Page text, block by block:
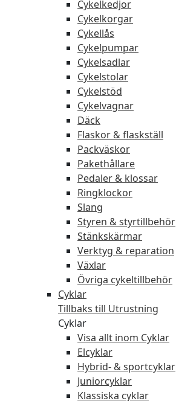
Cykelkedjor
Cykelkorgar
Cykellås
Cykelpumpar
Cykelsadlar
Cykelstolar
Cykelstöd
Cykelvagnar
Däck
Flaskor & flaskställ
Packväskor
Pakethållare
Pedaler & klossar
Ringklockor
Slang
Styren & styrtillbehör
Stänkskärmar
Verktyg & reparation
Växlar
Övriga cykeltillbehör
Cyklar
Tillbaks till Utrustning
Cyklar
Visa allt inom Cyklar
Elcyklar
Hybrid- & sportcyklar
Juniorcyklar
Klassiska cyklar